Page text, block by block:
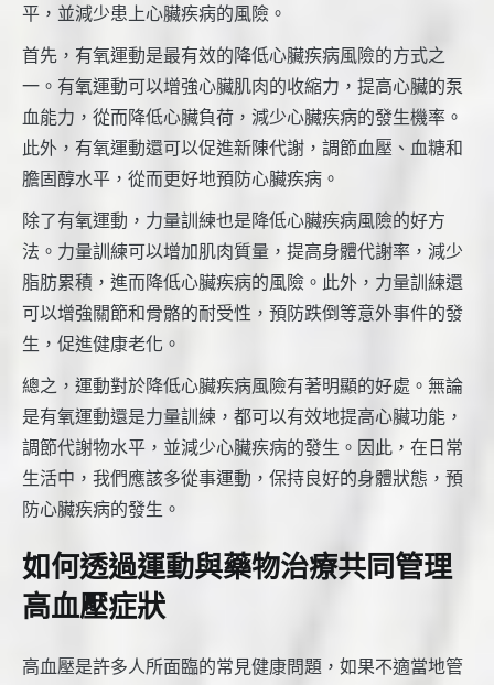
平，並減少患上心臟疾病的風險。
首先，有氧運動是最有效的降低心臟疾病風險的方式之
一。有氧運動可以增強心臟肌肉的收縮力，提高心臟的泵
血能力，從而降低心臟負荷，減少心臟疾病的發生機率。
此外，有氧運動還可以促進新陳代謝，調節血壓、血糖和
膽固醇水平，從而更好地預防心臟疾病。
除了有氧運動，力量訓練也是降低心臟疾病風險的好方
法。力量訓練可以增加肌肉質量，提高身體代謝率，減少
脂肪累積，進而降低心臟疾病的風險。此外，力量訓練還
可以增強關節和骨骼的耐受性，預防跌倒等意外事件的發
生，促進健康老化。
總之，運動對於降低心臟疾病風險有著明顯的好處。無論
是有氧運動還是力量訓練，都可以有效地提高心臟功能，
調節代謝物水平，並減少心臟疾病的發生。因此，在日常
生活中，我們應該多從事運動，保持良好的身體狀態，預
防心臟疾病的發生。
如何透過運動與藥物治療共同管理
高血壓症狀
高血壓是許多人所面臨的常見健康問題，如果不適當地管